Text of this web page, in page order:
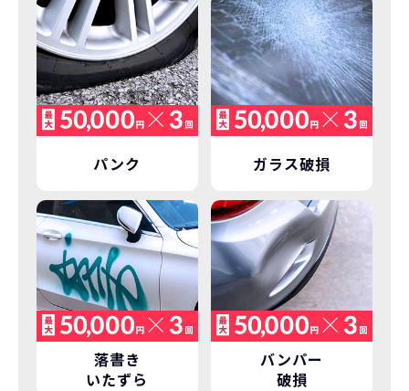
パンク ガラス破損
落書き
いたずら
バンパー
破損